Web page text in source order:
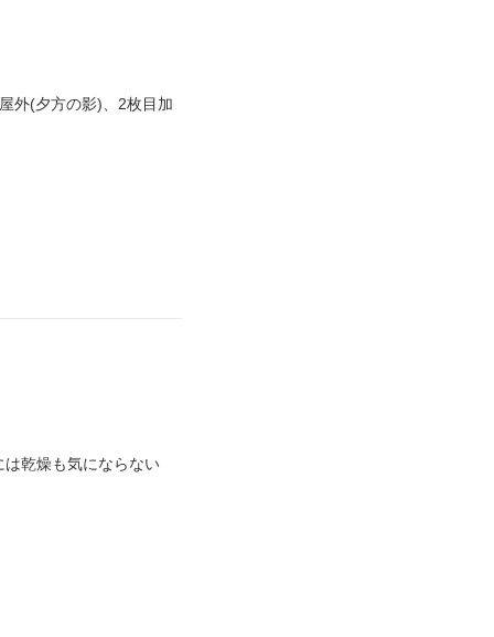
外(夕方の影)、2枚目加
乾燥も気にならない